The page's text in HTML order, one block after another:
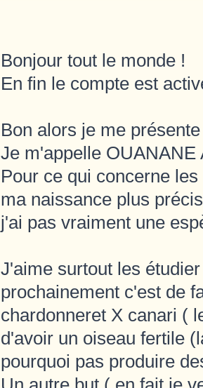
Bonjour tout le monde !
En fin le compte est
Bon alors je me
Je m'appelle OUANANE
Pour ce qui concerne
ma naissance plus
j'ai pas vraiment une
J'aime surtout les
prochainement c'est de
chardonneret X canari (
d'avoir un oiseau fertile
pourquoi pas produire